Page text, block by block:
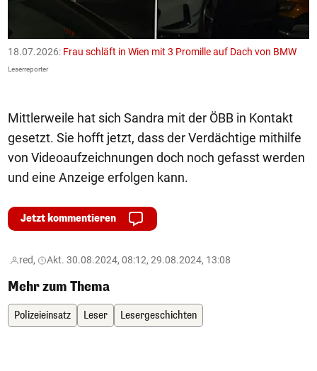
18.07.2026: Frau schläft in Wien mit 3 Promille auf Dach von BMW
Leserreporter
Mittlerweile hat sich Sandra mit der ÖBB in Kontakt
gesetzt. Sie hofft jetzt, dass der Verdächtige mithilfe
von Videoaufzeichnungen doch noch gefasst werden
und eine Anzeige erfolgen kann.
Jetzt kommentieren
red, Akt. 30.08.2024, 08:12, 29.08.2024, 13:08
Mehr zum Thema
Polizeieinsatz Leser Lesergeschichten